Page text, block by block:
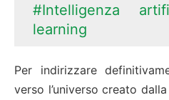
#Intelligenza
learning
Per indirizzare
verso l’universo creato